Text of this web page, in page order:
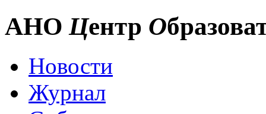
АНО Центр О
Новости
Журнал